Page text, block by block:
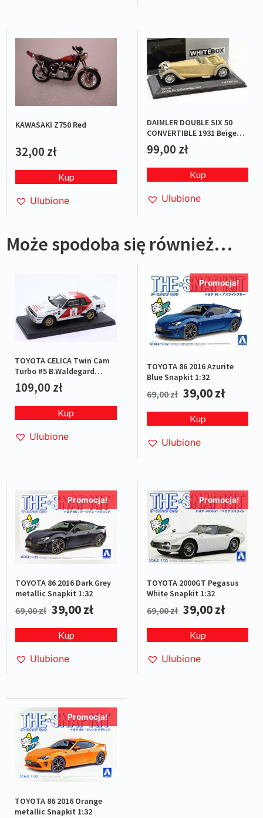
KAWASAKI Z750 Red
32,00 zł
Kup
Ulubione
DAIMLER DOUBLE SIX 50
CONVERTIBLE 1931 Beige
L.E.1/1000
99,00 zł
Kup
Ulubione
Może spodoba się również…
TOYOTA CELICA Twin Cam
Turbo #5 B.Waldegard
Safari 1984
109,00 zł
Kup
Ulubione
Promocja!
TOYOTA 86 2016 Azurite
Blue Snapkit 1:32
69,00zł 39,00zł
Kup
Ulubione
Promocja!
TOYOTA 86 2016 Dark Grey
metallic Snapkit 1:32
69,00zł 39,00zł
Kup
Ulubione
Promocja!
TOYOTA 2000GT Pegasus
White Snapkit 1:32
69,00zł 39,00zł
Kup
Ulubione
Promocja!
TOYOTA 86 2016 Orange
metallic Snapkit 1:32